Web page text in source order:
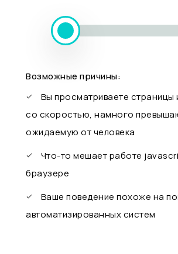
Возможные причины:
Вы просматриваете страницы
со скоростью, намного
ожидаемую от человека
Что-то мешает работе
браузере
Ваше поведение похоже на
автоматизированных систем